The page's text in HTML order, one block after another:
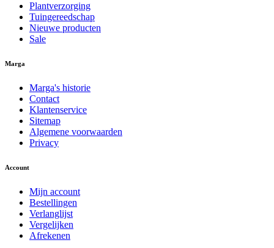
Plantverzorging
Tuingereedschap
Nieuwe producten
Sale
Marga
Marga's historie
Contact
Klantenservice
Sitemap
Algemene voorwaarden
Privacy
Account
Mijn account
Bestellingen
Verlanglijst
Vergelijken
Afrekenen